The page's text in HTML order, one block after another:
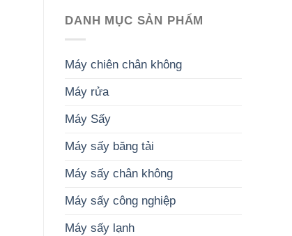
DANH MỤC SẢN PHẨM
Máy chiên chân không
Máy rửa
Máy Sấy
Máy sấy băng tải
Máy sấy chân không
Máy sấy công nghiệp
Máy sấy lạnh